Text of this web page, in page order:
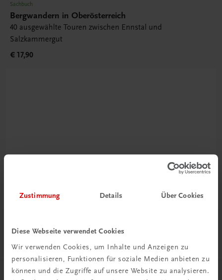
Zustimmung Details Über Cookies
Diese Webseite verwendet Cookies
Wir verwenden Cookies, um Inhalte und Anzeigen zu
personalisieren, Funktionen für soziale Medien anbieten zu
können und die Zugriffe auf unsere Website zu analysieren.
Sachbuch
Bergwandern in Oberösterreich
40 ausgewählte Touren zwischen Ennstal und
Salzkammergut
€ 17,90
& Versandkosten sparen